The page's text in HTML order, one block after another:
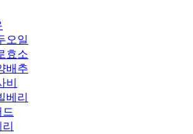
오일
효소
배추
비
베리